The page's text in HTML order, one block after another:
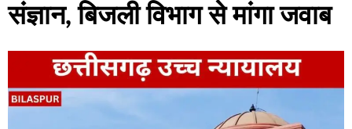
संज्ञान, बिजली विभाग से मांगा जवाब